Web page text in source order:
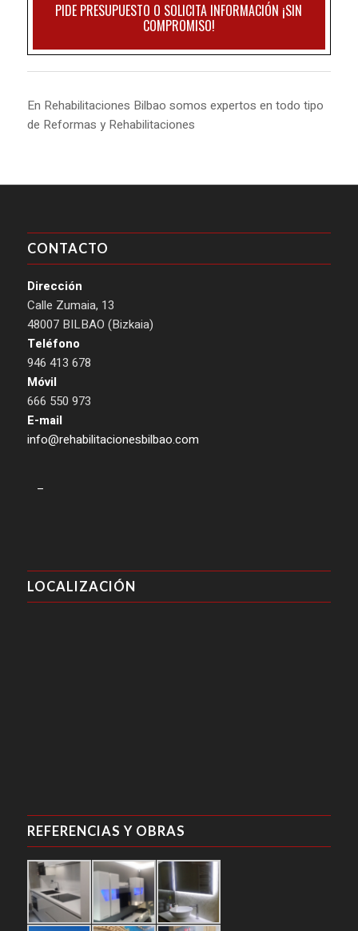
PIDE PRESUPUESTO O SOLICITA INFORMACIÓN ¡SIN
COMPROMISO!
En Rehabilitaciones Bilbao somos expertos en todo tipo
de Reformas y Rehabilitaciones
CONTACTO
Dirección
Calle Zumaia, 13
48007 BILBAO (Bizkaia)
Teléfono
946 413 678
Móvil
666 550 973
E-mail
info@rehabilitacionesbilbao.com
–
LOCALIZACIÓN
REFERENCIAS Y OBRAS